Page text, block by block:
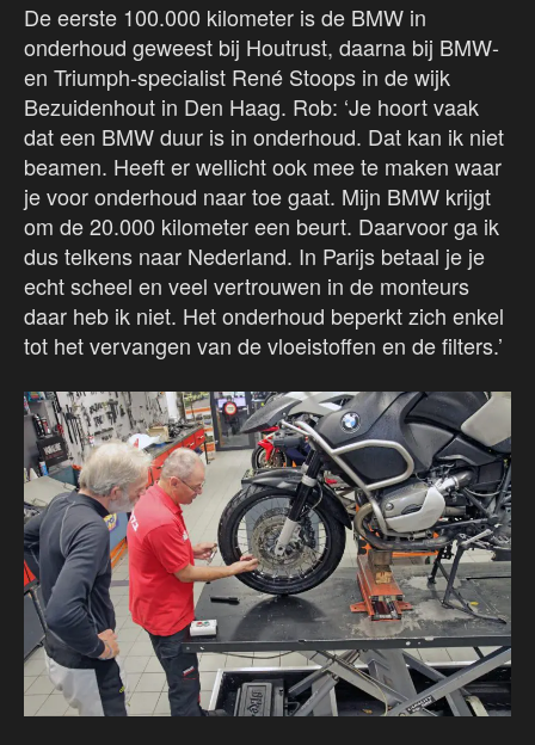
De eerste 100.000 kilometer is de BMW in
onderhoud geweest bij Houtrust, daarna bij BMW-
en Triumph-specialist René Stoops in de wijk
Bezuidenhout in Den Haag. Rob: ‘Je hoort vaak
dat een BMW duur is in onderhoud. Dat kan ik niet
beamen. Heeft er wellicht ook mee te maken waar
je voor onderhoud naar toe gaat. Mijn BMW krijgt
om de 20.000 kilometer een beurt. Daarvoor ga ik
dus telkens naar Nederland. In Parijs betaal je je
echt scheel en veel vertrouwen in de monteurs
daar heb ik niet. Het onderhoud beperkt zich enkel
tot het vervangen van de vloeistoffen en de filters.’